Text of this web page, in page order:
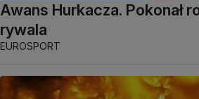
Awans Hurkacza. Pokonał
rywala
EUROSPORT